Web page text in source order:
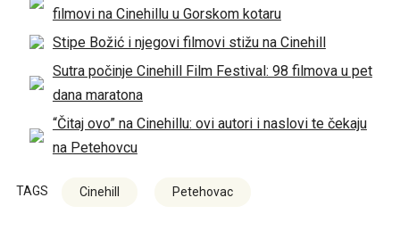
filmovi na Cinehillu u Gorskom kotaru
Stipe Božić i njegovi filmovi stižu na Cinehill
Sutra počinje Cinehill Film Festival: 98 filmova u pet
dana maratona
“Čitaj ovo” na Cinehillu: ovi autori i naslovi te čekaju
na Petehovcu
TAGS Cinehill Petehovac